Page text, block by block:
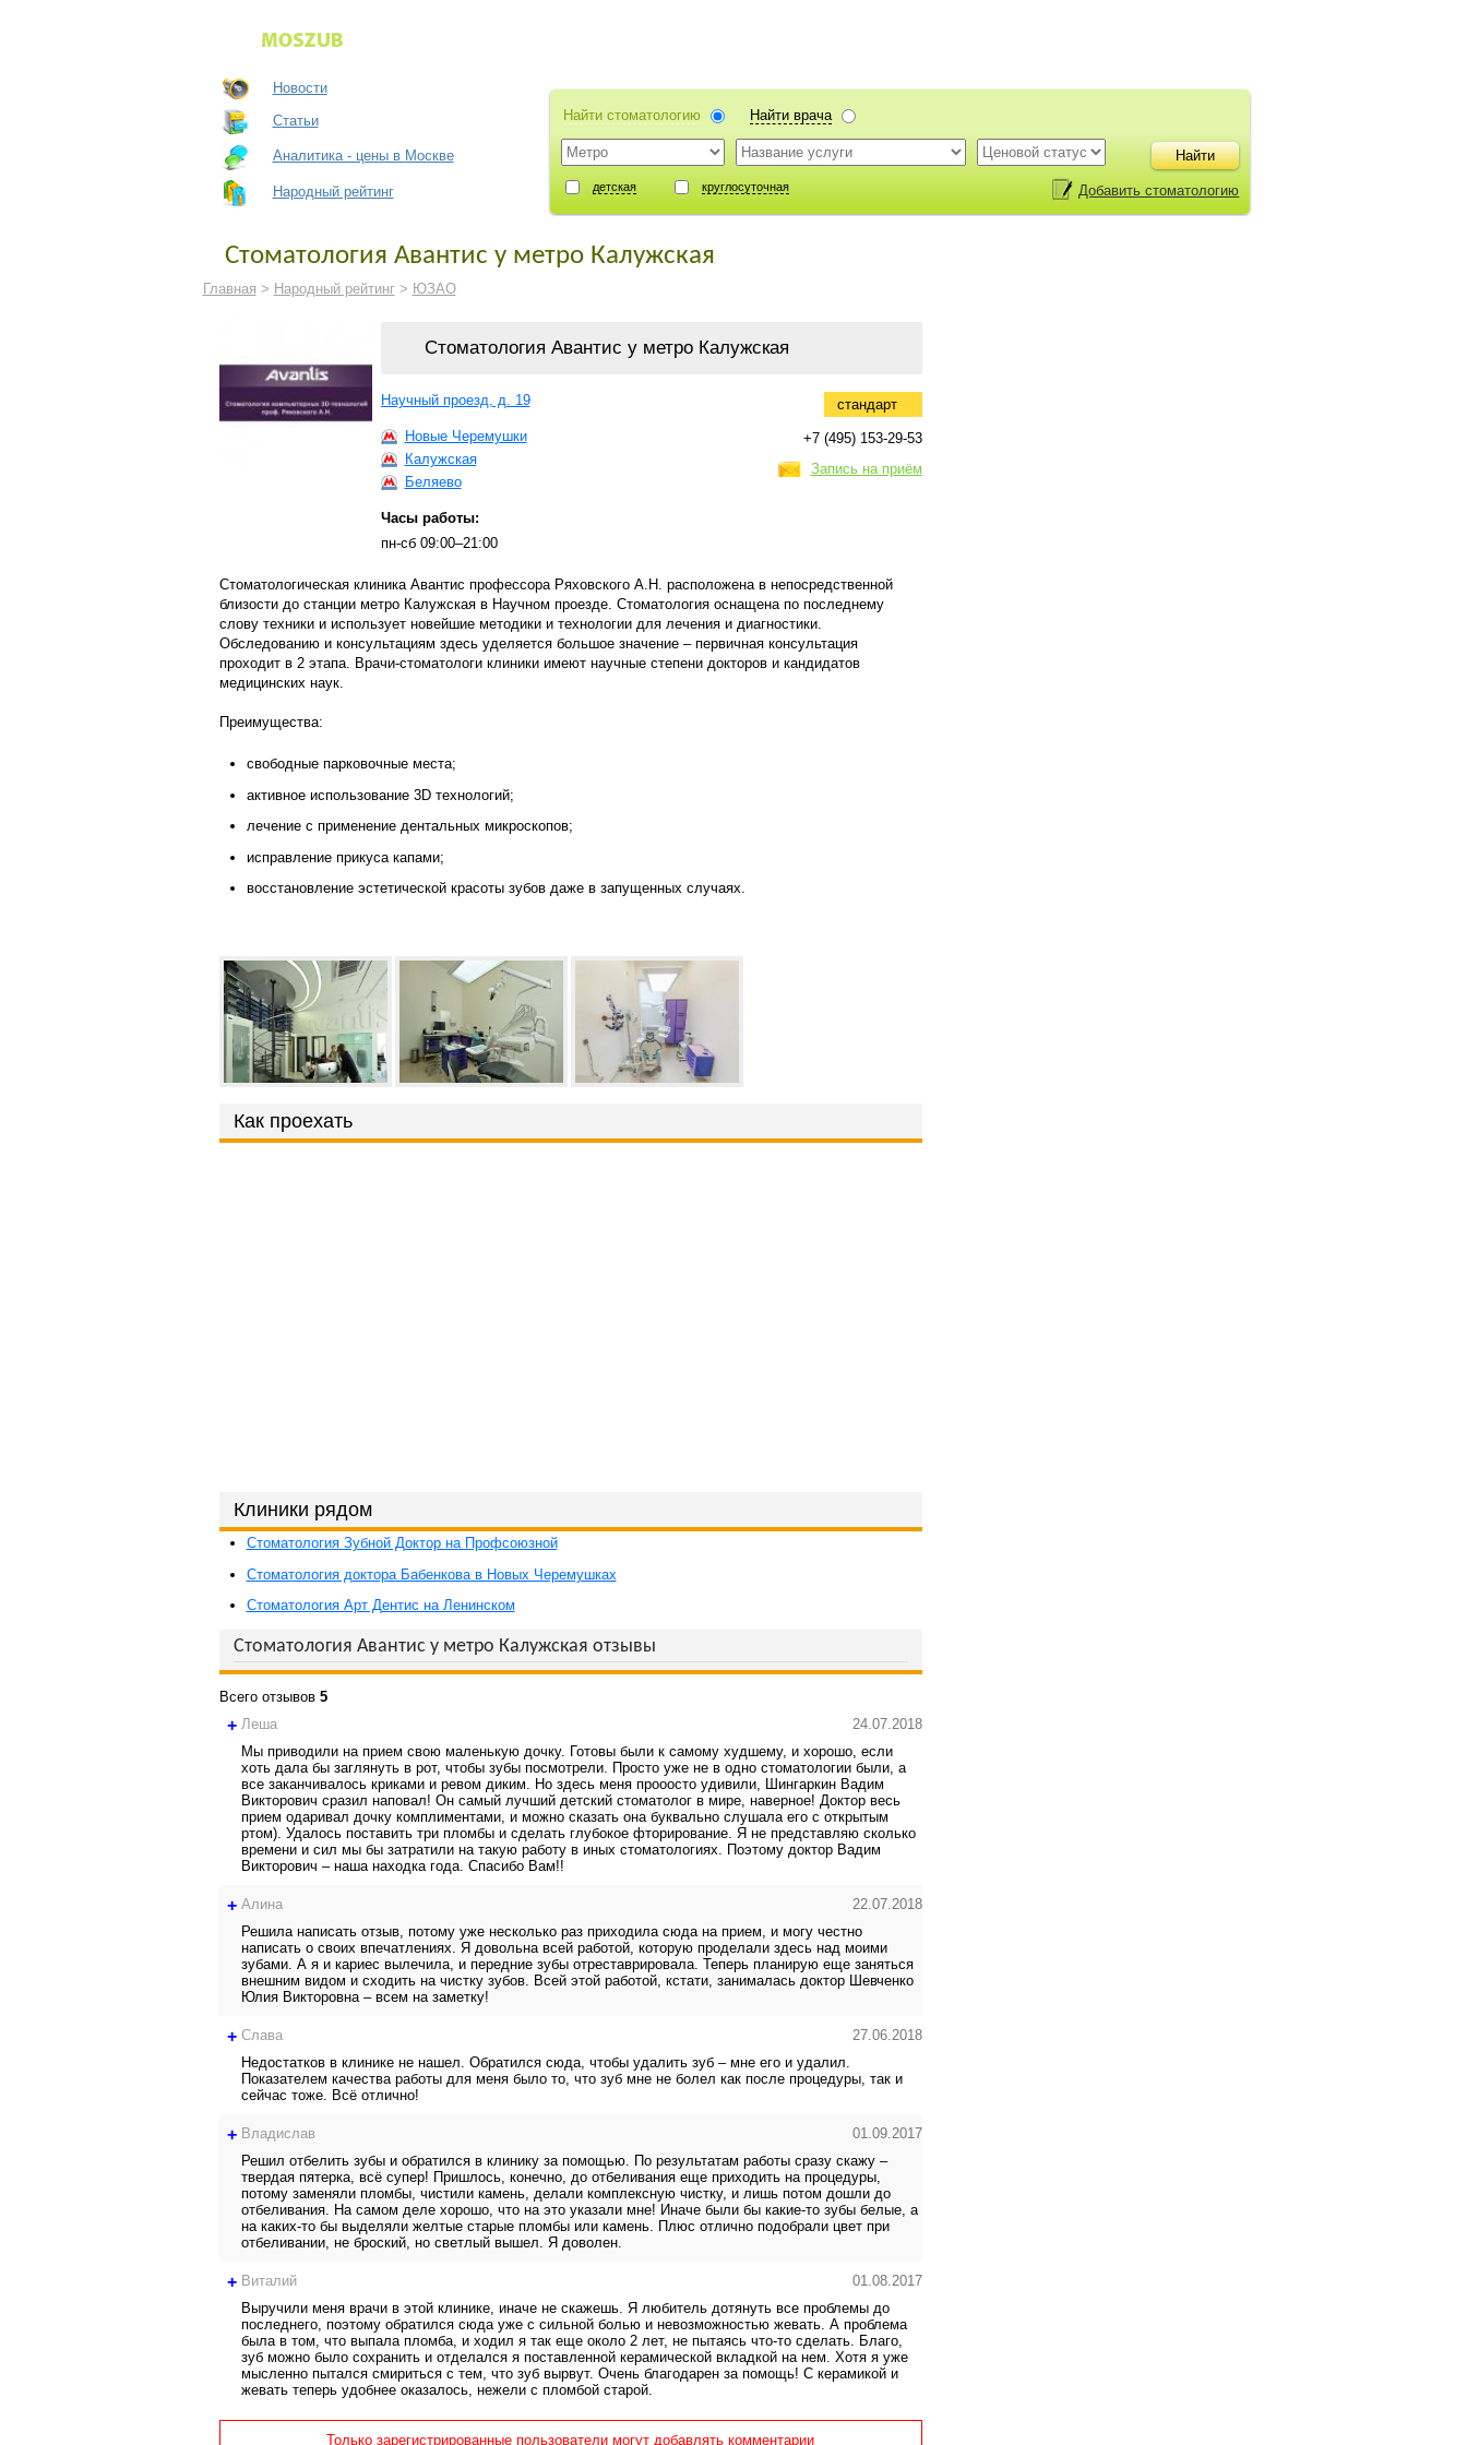
Новости
Статьи
Аналитика - цены в Москве
Народный рейтинг
Найти стоматологию Найти врача
детская круглосуточная Добавить стоматологию
Стоматология Авантис у метро Калужская
Главная > Народный рейтинг> ЮЗАО
Стоматология Авантис у метро Калужская
стандарт
Научный проезд, д. 19
Новые Черемушки
Калужская
Беляево
Часы работы:
пн-сб 09:00–21:00
+7 (495) 153-29-53
Запись на приём
Стоматологическая клиника Авантис профессора Ряховского А.Н. расположена в непосредственной
близости до станции метро Калужская в Научном проезде. Стоматология оснащена по последнему
слову техники и использует новейшие методики и технологии для лечения и диагностики.
Обследованию и консультациям здесь уделяется большое значение – первичная консультация
проходит в 2 этапа. Врачи-стоматологи клиники имеют научные степени докторов и кандидатов
медицинских наук.
Преимущества:
свободные парковочные места;
активное использование 3D технологий;
лечение с применение дентальных микроскопов;
исправление прикуса капами;
восстановление эстетической красоты зубов даже в запущенных случаях.
Как проехать
Клиники рядом
Стоматология Зубной Доктор на Профсоюзной
Стоматология доктора Бабенкова в Новых Черемушках
Стоматология Арт Дентис на Ленинском
Стоматология Авантис у метро Калужская отзывы
Всего отзывов 5
+ Леша
24.07.2018
Мы приводили на прием свою маленькую дочку. Готовы были к самому худшему, и хорошо, если
хоть дала бы заглянуть в рот, чтобы зубы посмотрели. Просто уже не в одно стоматологии были, а
все заканчивалось криками и ревом диким. Но здесь меня прооосто удивили, Шингаркин Вадим
Викторович сразил наповал! Он самый лучший детский стоматолог в мире, наверное! Доктор весь
прием одаривал дочку комплиментами, и можно сказать она буквально слушала его с открытым
ртом). Удалось поставить три пломбы и сделать глубокое фторирование. Я не представляю сколько
времени и сил мы бы затратили на такую работу в иных стоматологиях. Поэтому доктор Вадим
Викторович – наша находка года. Спасибо Вам!!
+ Алина
22.07.2018
Решила написать отзыв, потому уже несколько раз приходила сюда на прием, и могу честно
написать о своих впечатлениях. Я довольна всей работой, которую проделали здесь над моими
зубами. А я и кариес вылечила, и передние зубы отреставрировала. Теперь планирую еще заняться
внешним видом и сходить на чистку зубов. Всей этой работой, кстати, занималась доктор Шевченко
Юлия Викторовна – всем на заметку!
+ Слава
27.06.2018
Недостатков в клинике не нашел. Обратился сюда, чтобы удалить зуб – мне его и удалил.
Показателем качества работы для меня было то, что зуб мне не болел как после процедуры, так и
сейчас тоже. Всё отлично!
+ Владислав
01.09.2017
Решил отбелить зубы и обратился в клинику за помощью. По результатам работы сразу скажу –
твердая пятерка, всё супер! Пришлось, конечно, до отбеливания еще приходить на процедуры,
потому заменяли пломбы, чистили камень, делали комплексную чистку, и лишь потом дошли до
отбеливания. На самом деле хорошо, что на это указали мне! Иначе были бы какие-то зубы белые, а
на каких-то бы выделяли желтые старые пломбы или камень. Плюс отлично подобрали цвет при
отбеливании, не броский, но светлый вышел. Я доволен.
+ Виталий
01.08.2017
Выручили меня врачи в этой клинике, иначе не скажешь. Я любитель дотянуть все проблемы до
последнего, поэтому обратился сюда уже с сильной болью и невозможностью жевать. А проблема
была в том, что выпала пломба, и ходил я так еще около 2 лет, не пытаясь что-то сделать. Благо,
зуб можно было сохранить и отделался я поставленной керамической вкладкой на нем. Хотя я уже
мысленно пытался смириться с тем, что зуб вырвут. Очень благодарен за помощь! С керамикой и
жевать теперь удобнее оказалось, нежели с пломбой старой.
Только зарегистрированные пользователи могут добавлять комментарии